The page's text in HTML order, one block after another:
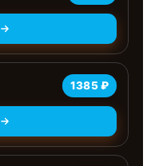
1385 ₽